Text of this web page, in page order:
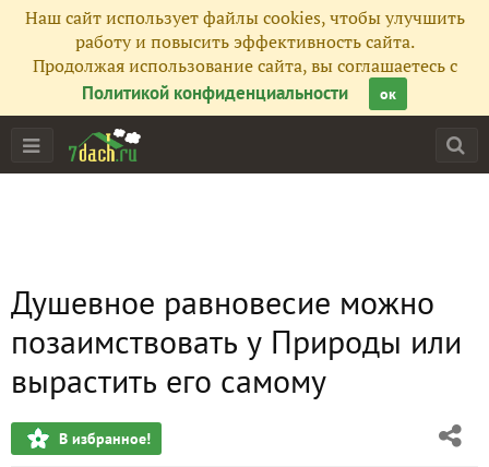
Наш сайт использует файлы cookies, чтобы улучшить
работу и повысить эффективность сайта.
Продолжая использование сайта, вы соглашаетесь с
Политикой конфиденциальности
ок
Душевное равновесие можно
позаимствовать у Природы или
вырастить его самому
В избранное!